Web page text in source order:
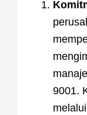
9001.